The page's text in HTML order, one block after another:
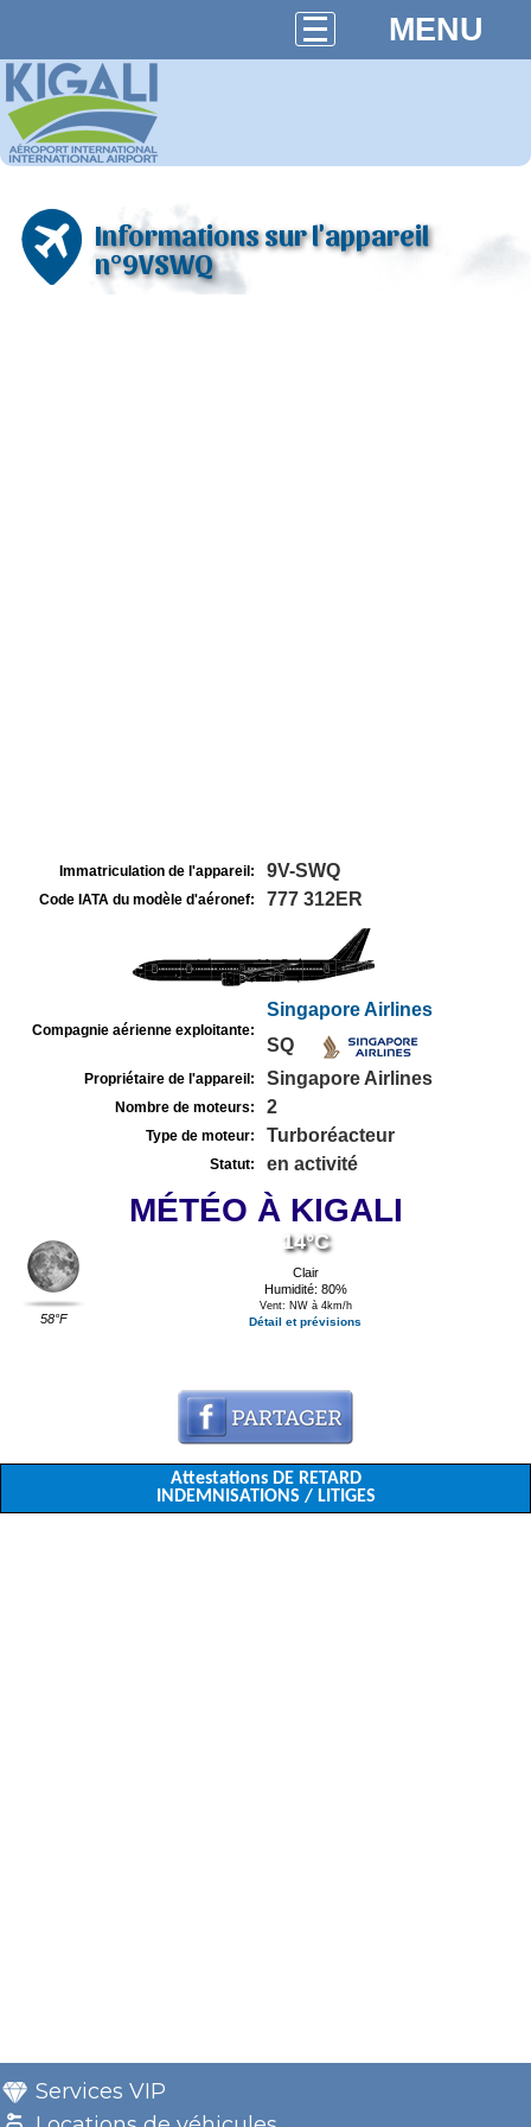
MENU
Informations sur l'appareil
n°9VSWQ
Immatriculation de l'appareil: 9V-SWQ
Code IATA du modèle d'aéronef: 777 312ER
Compagnie aérienne exploitante:
Singapore Airlines
SQ
Propriétaire de l'appareil: Singapore Airlines
Nombre de moteurs: 2
Type de moteur: Turboréacteur
Statut: en activité
MÉTÉO À KIGALI
58°F
14°C
Clair
Humidité: 80%
Vent: NW à 4km/h
Détail et prévisions
Attestations DE RETARD
INDEMNISATIONS / LITIGES
Services VIP